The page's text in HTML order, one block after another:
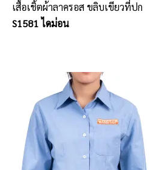
เสื้อเชิ้ตผ้าลาครอส ขลิบเขียวที่ปก
S1581 ไดม่อน